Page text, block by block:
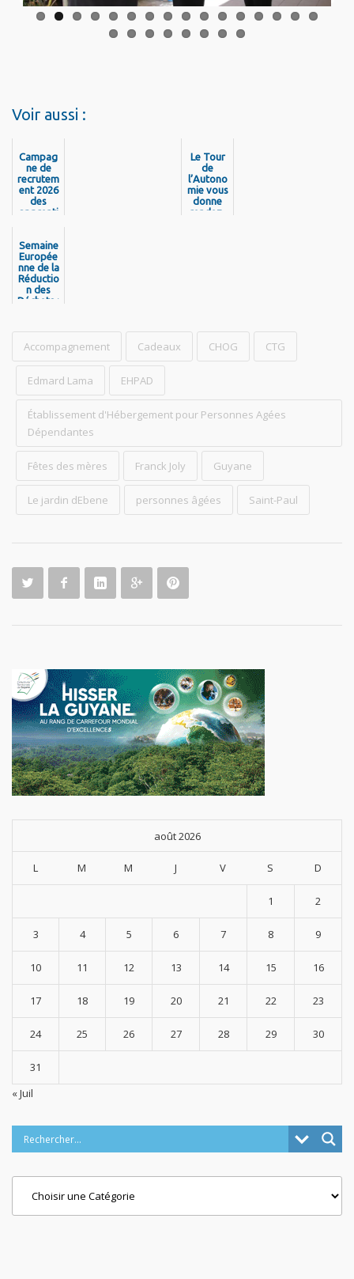
Voir aussi :
Campag
ne de
recrutem
ent 2026
des
apprenti
té
Territori
ale de
Guyane
Le Tour
de
l’Autono
mie vous
donne
rendez-
Semaine
Europée
nne de la
Réductio
n des
Déchets :
e pour
une
journée
de
sensibilis
Accompagnement Cadeaux CHOG CTG
Edmard Lama EHPAD
Établissement d'Hébergement pour Personnes Agées
Dépendantes
Fêtes des mères Franck Joly Guyane
Le jardin dEbene personnes âgées Saint-Paul
août 2026
L M M J V S D
1 2
3 4 5 6 7 8 9
10 11 12 13 14 15 16
17 18 19 20 21 22 23
24 25 26 27 28 29 30
31
« Juil